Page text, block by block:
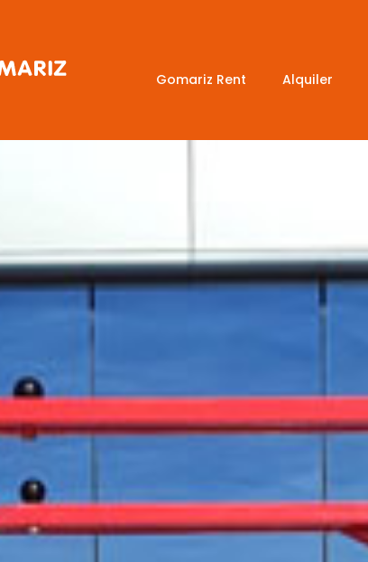
Gomariz Rent Alquiler